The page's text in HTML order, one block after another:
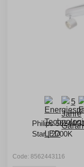
Philips 56244/
Star | 2700K
Code: 8562443116